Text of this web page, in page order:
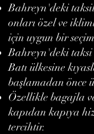
Bahreyn'deki
onları özel ve
için uygun bir
Bahreyn'deki
Batı ülkesine
başlamadan önce
Özellikle bagajla
kapıdan kapıya
tercihtir.